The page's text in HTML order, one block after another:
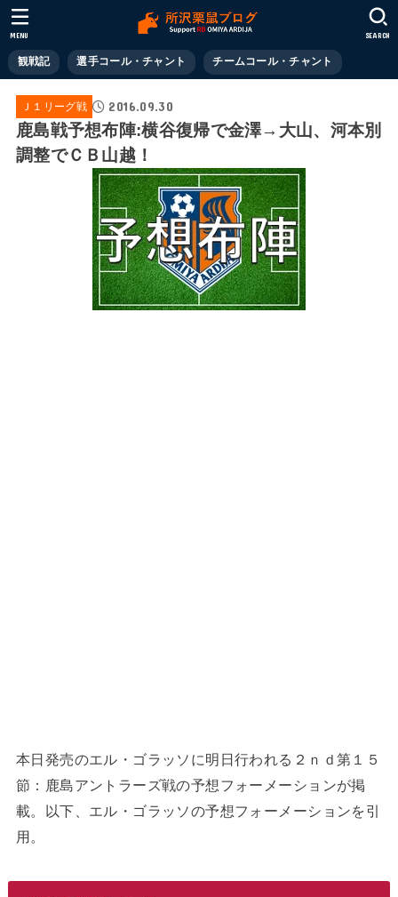
観戦記 選手コール・チャント チームコール・チャント
SEARCH
MENU
Ｊ１リーグ戦 2016.09.30
鹿島戦予想布陣:横谷復帰で金澤→大山、河本別
調整でＣＢ山越！
本日発売のエル・ゴラッソに明日行われる２ｎｄ第１５
節：鹿島アントラーズ戦の予想フォーメーションが掲
載。以下、エル・ゴラッソの予想フォーメーションを引
用。